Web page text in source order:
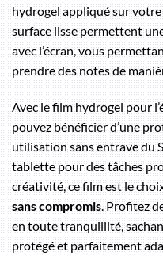
hydrogel appliqué sur votre
surface lisse permettent
avec l’écran, vous
prendre des notes de
Avec le film hydrogel pour
pouvez bénéficier d’une
utilisation sans entrave du
tablette pour des tâches
créativité, ce film est le
sans compromis. Profitez
en toute tranquillité,
protégé et parfaitement